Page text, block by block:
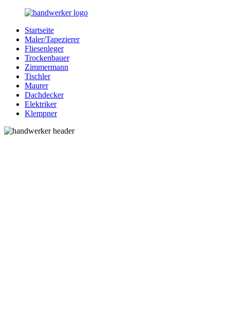
Zurück
Inhalt
Bessere-
Handwerker.de
Handwerker
Ihrer
Nähe
Startseite
Maler/Tapezierer
Fliesenleger
Trockenbauer
Zimmermann
Tischler
Maurer
Dachdecker
Elektriker
Klempner